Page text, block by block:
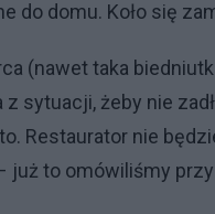
do domu. Koło się
(nawet taka
sytuacji, żeby nie
Restaurator nie
już to omówiliśmy